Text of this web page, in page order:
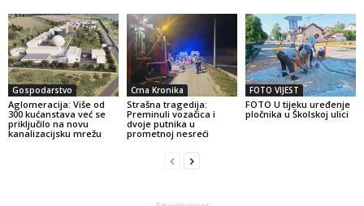
Gospodarstvo
Aglomeracija: Više od
300 kućanstava već se
priključilo na novu
kanalizacijsku mrežu
Crna Kronika
Strašna tragedija:
Preminuli vozačica i
dvoje putnika u
prometnoj nesreći
FOTO VIJEST
FOTO U tijeku uređenje
pločnika u Školskoj ulici